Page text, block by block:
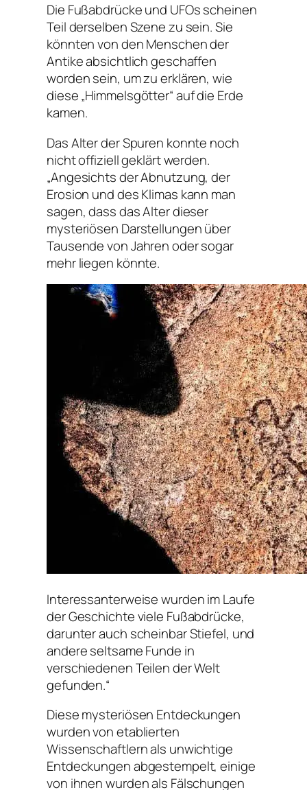
Die Fußabdrücke und UFOs scheinen
Teil derselben Szene zu sein. Sie
könnten von den Menschen der
Antike absichtlich geschaffen
worden sein, um zu erklären, wie
diese „Himmelsgötter“ auf die Erde
kamen.
Das Alter der Spuren konnte noch
nicht offiziell geklärt werden.
„Angesichts der Abnutzung, der
Erosion und des Klimas kann man
sagen, dass das Alter dieser
mysteriösen Darstellungen über
Tausende von Jahren oder sogar
mehr liegen könnte.
Interessanterweise wurden im Laufe
der Geschichte viele Fußabdrücke,
darunter auch scheinbar Stiefel, und
andere seltsame Funde in
verschiedenen Teilen der Welt
gefunden.“
Diese mysteriösen Entdeckungen
wurden von etablierten
Wissenschaftlern als unwichtige
Entdeckungen abgestempelt, einige
von ihnen wurden als Fälschungen